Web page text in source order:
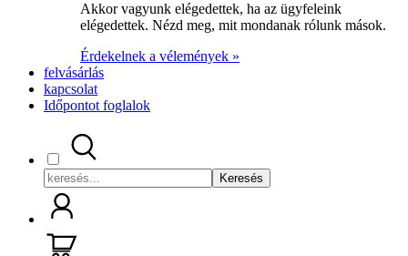
Akkor vagyunk elégedettek, ha az ügyfeleink
elégedettek. Nézd meg, mit mondanak rólunk mások.
Érdekelnek a vélemények »
felvásárlás
kapcsolat
Időpontot foglalok
Keresés